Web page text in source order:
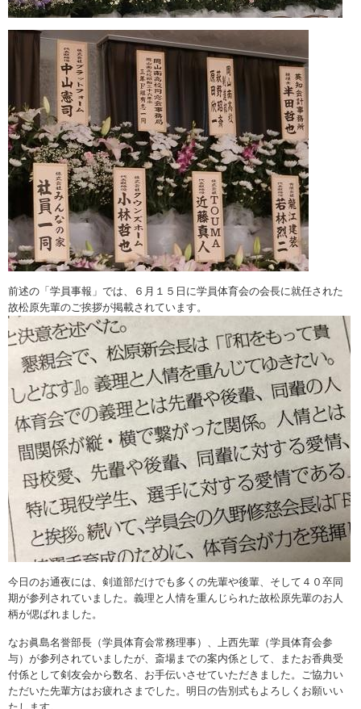
前述の「学員事報」では、６月１５日に学員体育会の会長に就任された
故松原先輩のご挨拶が掲載されています。
今日のお通夜には、剣道部だけでも多くの先輩や後輩、そして４０卒同
期が参列されていました。義理と人情を重んじられた故松原先輩のお人
柄が偲ばれました。
なお眞島名誉部長（学員体育会常務理事）、上西先輩（学員体育会参
与）が参列されていましたが、斎場までの案内係として、またお香典受
付係として剣友会から数名、お手伝いさせていただきました。ご協力い
ただいた先輩方はお疲れさまでした。明日の告別式もよろしくお願いい